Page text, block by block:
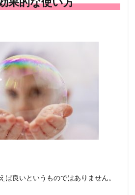
ば良いというものではありません。